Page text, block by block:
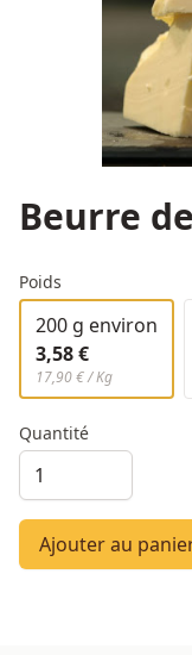
Beurre
Poids
200 g environ
3,58 €
17,90 € / Kg
Quantité
Ajouter au